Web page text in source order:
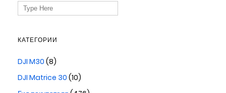
Search
for:
КАТЕГОРИИ
DJI M30 (8)
DJI Matrice 30 (10)